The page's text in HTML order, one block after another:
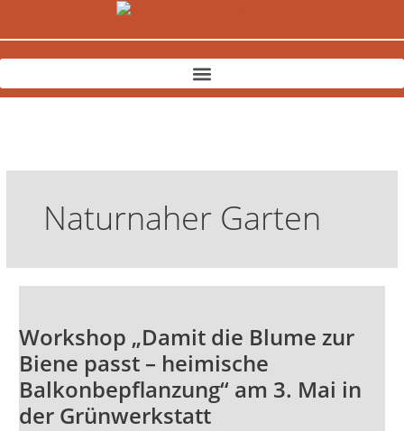
Naturnaher Garten
Workshop „Damit die Blume zur
Biene passt – heimische
Balkonbepflanzung“ am 3. Mai in
der Grünwerkstatt
die
Blume
zur
Biene
passt